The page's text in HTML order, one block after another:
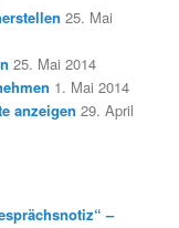
25. Mai
25. Mai 2014
1. Mai 2014
anzeigen 29. April
–